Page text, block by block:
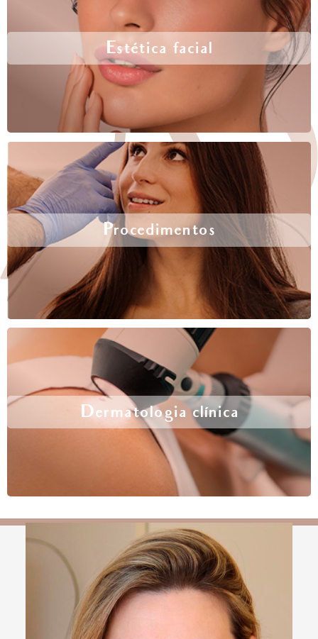
Estética facial
Procedimentos
Dermatologia clínica